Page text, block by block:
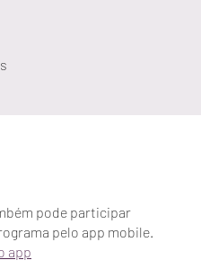
pode participar
pelo app mobile.
app